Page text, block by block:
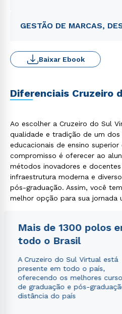
GESTÃO DE MARCAS,
Baixar Ebook
Diferenciais Cruzeiro
Ao escolher a Cruzeiro do Sul
qualidade e tradição de um dos
educacionais de ensino superior
compromisso é oferecer ao
métodos inovadores e
infraestrutura moderna e
pós-graduação. Assim, você
melhor opção para sua jornada
Mais de 1300 polos
todo o Brasil
A Cruzeiro do Sul Virtual está
presente em todo o país,
oferecendo os melhores
de graduação e pós-
distância do país
Rápido e fácil
WhatsApp
ou
Estou de acordo com a
autorizo que meus dados
envio de conteúdos da